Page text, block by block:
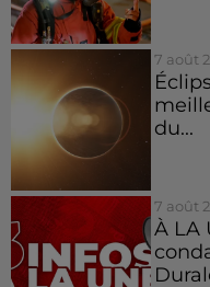
7 août
du...
7 août
À LA